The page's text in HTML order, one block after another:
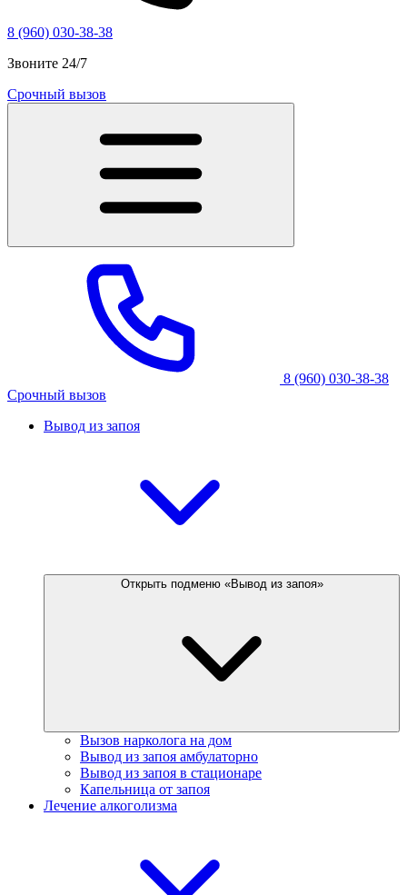
8 (960) 030-38-38
Звоните 24/7
Срочный вызов
8 (960) 030-38-38
Срочный вызов
Вывод из запоя
Открыть подменю «Вывод из запоя»
Вызов нарколога на дом
Вывод из запоя амбулаторно
Вывод из запоя в стационаре
Капельница от запоя
Лечение алкоголизма